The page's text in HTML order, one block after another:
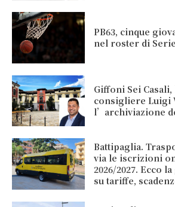
PB63, cinque
nel roster di
Giffoni Sei
consigliere Luigi
l’archiviazione
Battipaglia.
via le iscrizioni
2026/2027. Ecco
su tariffe,